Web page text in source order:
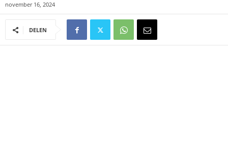
november 16, 2024
DELEN